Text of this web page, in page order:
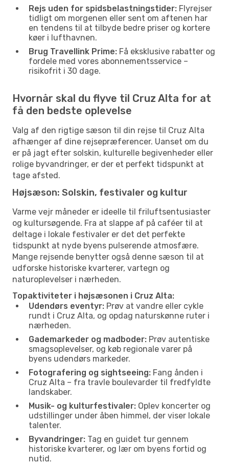
Rejs uden for spidsbelastningstider: Flyrejser
tidligt om morgenen eller sent om aftenen har
en tendens til at tilbyde bedre priser og kortere
køer i lufthavnen.
Brug Travellink Prime: Få eksklusive rabatter og
fordele med vores abonnementsservice –
risikofrit i 30 dage.
Hvornår skal du flyve til Cruz Alta for at
få den bedste oplevelse
Valg af den rigtige sæson til din rejse til Cruz Alta
afhænger af dine rejsepræferencer. Uanset om du
er på jagt efter solskin, kulturelle begivenheder eller
rolige byvandringer, er der et perfekt tidspunkt at
tage afsted.
Højsæson: Solskin, festivaler og kultur
Varme vejr måneder er ideelle til friluftsentusiaster
og kultursøgende. Fra at slappe af på caféer til at
deltage i lokale festivaler er det det perfekte
tidspunkt at nyde byens pulserende atmosfære.
Mange rejsende benytter også denne sæson til at
udforske historiske kvarterer, vartegn og
naturoplevelser i nærheden.
Topaktiviteter i højsæsonen i Cruz Alta:
Udendørs eventyr: Prøv at vandre eller cykle
rundt i Cruz Alta, og opdag naturskønne ruter i
nærheden.
Gademarkeder og madboder: Prøv autentiske
smagsoplevelser, og køb regionale varer på
byens udendørs markeder.
Fotografering og sightseeing: Fang ånden i
Cruz Alta – fra travle boulevarder til fredfyldte
landskaber.
Musik- og kulturfestivaler: Oplev koncerter og
udstillinger under åben himmel, der viser lokale
talenter.
Byvandringer: Tag en guidet tur gennem
historiske kvarterer, og lær om byens fortid og
nutid.